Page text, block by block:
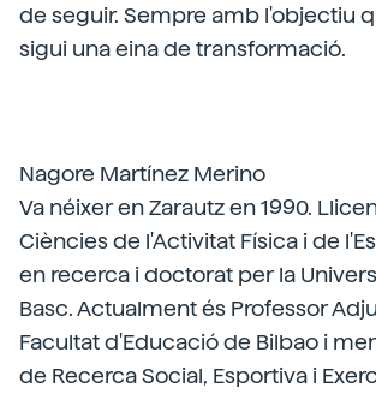
de seguir. Sempre amb l'objectiu
sigui una eina de transformació.
Nagore Martínez Merino
Va néixer en Zarautz en 1990.
Ciències de l'Activitat Física i de
en recerca i doctorat per la
Basc. Actualment és Professor
Facultat d'Educació de Bilbao i
de Recerca Social, Esportiva i